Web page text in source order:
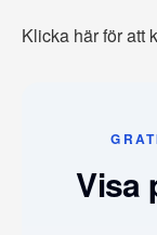
Klicka här för att
Visa